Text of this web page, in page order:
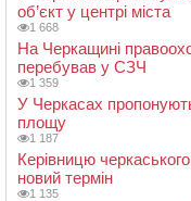
об’єкт у центрі міста
1 668
На Черкащині
перебував у СЗЧ
1 359
У Черкасах
площу
1 187
Керівницю
новий термін
1 135